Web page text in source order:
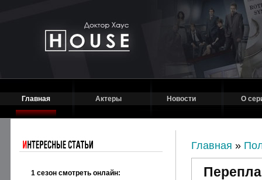
Главная Актеры Новости О
1 сезон смотреть онлайн:
Главная »